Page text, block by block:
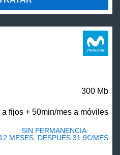
300 Mb
fijos + 50min/mes a móviles
SIN PERMANENCIA
12 MESES, DESPUÉS 31,9€/MES